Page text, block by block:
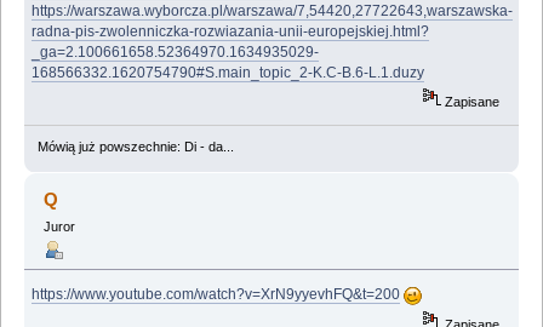
https://warszawa.wyborcza.pl/warszawa/7,54420,27722643,warszawska-
radna-pis-zwolenniczka-rozwiazania-unii-europejskiej.html?
_ga=2.100661658.52364970.1634935029-
168566332.1620754790#S.main_topic_2-K.C-B.6-L.1.duzy
Zapisane
Mówią już powszechnie: Di - da...
Q
Juror
https://www.youtube.com/watch?v=XrN9yyevhFQ&t=200
Zapisane